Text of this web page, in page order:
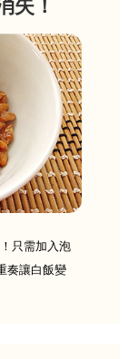
失！
只需加入泡
奏讓白飯變